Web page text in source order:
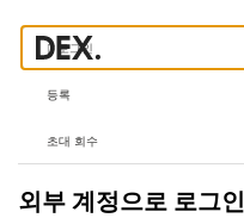
로그인
등록
초대 회수
외부 계정으로 로그인